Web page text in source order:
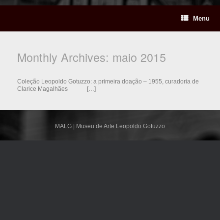
Menu
Monthly Archives: maio 2015
Coleção Leopoldo Gotuzzo: a primeira doação – 1955, curadoria de
Clarice Magalhães […]
MALG | Museu de Arte Leopoldo Gotuzzo